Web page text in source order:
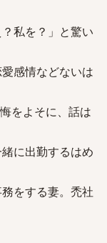
私を？」と驚い
感情などないは
をよそに、話は
に出勤するはめ
をする妻。禿社